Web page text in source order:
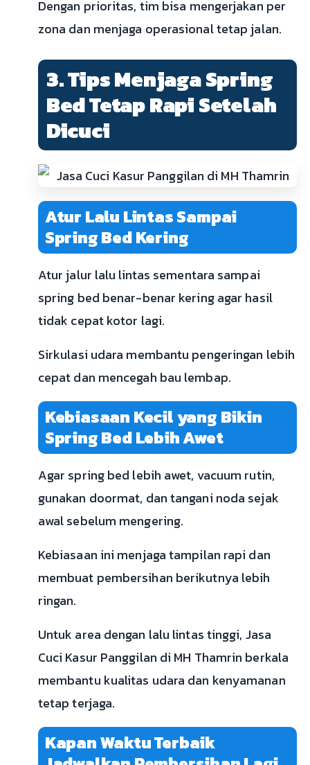
Dengan prioritas, tim bisa mengerjakan per
zona dan menjaga operasional tetap jalan.
3. Tips Menjaga Spring
Bed Tetap Rapi Setelah
Dicuci
Atur Lalu Lintas Sampai
Spring Bed Kering
Atur jalur lalu lintas sementara sampai
spring bed benar-benar kering agar hasil
tidak cepat kotor lagi.
Sirkulasi udara membantu pengeringan lebih
cepat dan mencegah bau lembap.
Kebiasaan Kecil yang Bikin
Spring Bed Lebih Awet
Agar spring bed lebih awet, vacuum rutin,
gunakan doormat, dan tangani noda sejak
awal sebelum mengering.
Kebiasaan ini menjaga tampilan rapi dan
membuat pembersihan berikutnya lebih
ringan.
Untuk area dengan lalu lintas tinggi, Jasa
Cuci Kasur Panggilan di MH Thamrin berkala
membantu kualitas udara dan kenyamanan
tetap terjaga.
Kapan Waktu Terbaik